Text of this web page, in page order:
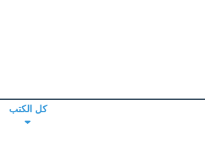
كل الكتب